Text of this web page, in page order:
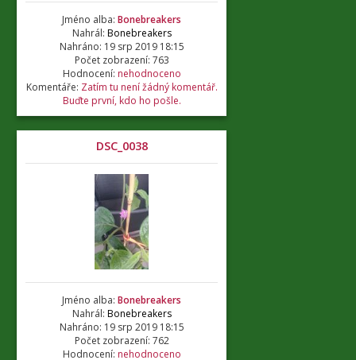
Jméno alba: Bonebreakers
Nahrál: Bonebreakers
Nahráno: 19 srp 2019 18:15
Počet zobrazení: 763
Hodnocení: nehodnoceno
Komentáře: Zatím tu není žádný komentář.
Buďte první, kdo ho pošle.
DSC_0038
Jméno alba: Bonebreakers
Nahrál: Bonebreakers
Nahráno: 19 srp 2019 18:15
Počet zobrazení: 762
Hodnocení: nehodnoceno